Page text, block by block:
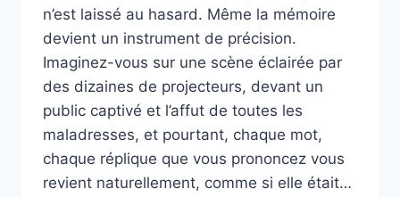
n’est laissé au hasard. Même la mémoire
devient un instrument de précision.
Imaginez-vous sur une scène éclairée par
des dizaines de projecteurs, devant un
public captivé et l’affut de toutes les
maladresses, et pourtant, chaque mot,
chaque réplique que vous prononcez vous
revient naturellement, comme si elle était…